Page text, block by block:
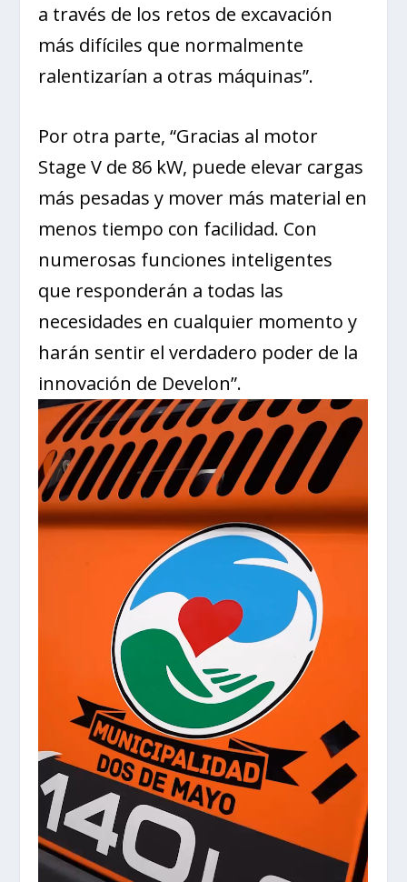
a través de los retos de excavación
más difíciles que normalmente
ralentizarían a otras máquinas”.
Por otra parte, “Gracias al motor
Stage V de 86 kW, puede elevar cargas
más pesadas y mover más material en
menos tiempo con facilidad. Con
numerosas funciones inteligentes
que responderán a todas las
necesidades en cualquier momento y
harán sentir el verdadero poder de la
innovación de Develon”.